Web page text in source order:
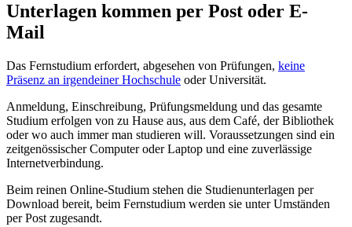
Unterlagen kommen per Post oder E-
Mail
Das Fernstudium erfordert, abgesehen von Prüfungen, keine
Präsenz an irgendeiner Hochschule oder Universität.
Anmeldung, Einschreibung, Prüfungsmeldung und das gesamte
Studium erfolgen von zu Hause aus, aus dem Café, der Bibliothek
oder wo auch immer man studieren will. Voraussetzungen sind ein
zeitgenössischer Computer oder Laptop und eine zuverlässige
Internetverbindung.
Beim reinen Online-Studium stehen die Studienunterlagen per
Download bereit, beim Fernstudium werden sie unter Umständen
per Post zugesandt.